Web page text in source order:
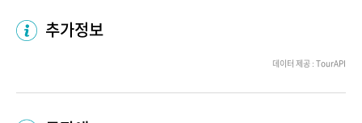
추가정보
데이터 제공 : TourAPI